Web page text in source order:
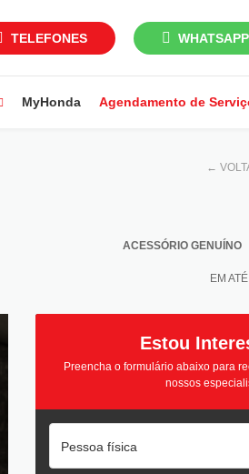
TELEFONES WHATSAPP
MyHonda Agendamento de
←
ACESSÓRIO GENUÍNO
EM
Estou
Preencha o formulário abaixo para
nossos
Pessoa física